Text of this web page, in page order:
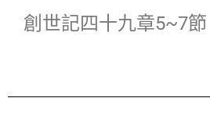
創世記四十九章5~7節